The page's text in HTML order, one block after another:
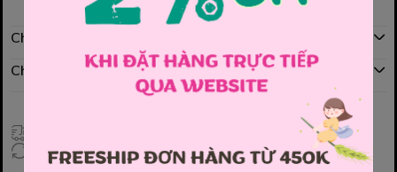
Chính sách mua hàng
Chính sách đổi hàng
Đổi hàng 3 ngày (HCM), 7 ngày (Tỉnh)